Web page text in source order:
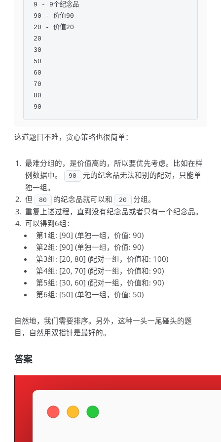
9 - 9个纪念品
90 - 价值90
20 - 价值20
20
30
50
60
70
80
90
这道题目不难，贪心策略也很简单：
最难分组的，是价值高的，所以要优先考虑。比如在样
例数据中。
90
元的纪念品无法和别的配对，只能单
独一组。
但
80 的纪念品就可以和 20
分组。
重复上述过程，直到没有纪念品或者只有一个纪念品。
可以得到6组：
第1组: [90] (单独一组，价值: 90)
第2组: [90] (单独一组，价值: 90)
第3组: [20, 80] (配对一组，价值和: 100)
第4组: [20, 70] (配对一组，价值和: 90)
第5组: [30, 60] (配对一组，价值和: 90)
第6组: [50] (单独一组，价值: 50)
自然地，我们需要排序。另外，这种一头一尾碰头的题
目，自然用双指针是最好的。
答案